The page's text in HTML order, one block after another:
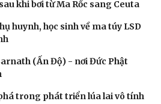
khi bơi từ Ma Rốc sang Ceuta
huynh, học sinh về ma túy LSD
(Ấn Độ) - nơi Đức Phật
trong phát triển lúa lai vô tính